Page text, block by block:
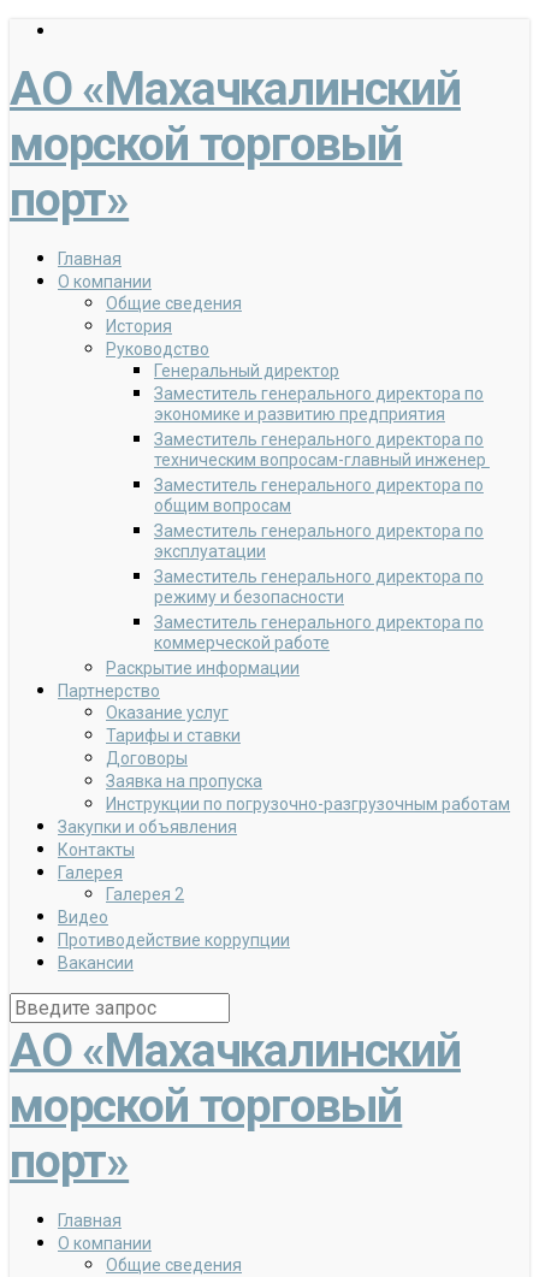
АО «Махачкалинский
морской торговый
порт»
Главная
О компании
Общие сведения
История
Руководство
Генеральный директор
Заместитель генерального директора по
экономике и развитию предприятия
Заместитель генерального директора по
техническим вопросам-главный инженер
Заместитель генерального директора по
общим вопросам
Заместитель генерального директора по
эксплуатации
Заместитель генерального директора по
режиму и безопасности
Заместитель генерального директора по
коммерческой работе
Раскрытие информации
Партнерство
Оказание услуг
Тарифы и ставки
Договоры
Заявка на пропуска
Инструкции по погрузочно-разгрузочным работам
Закупки и объявления
Контакты
Галерея
Галерея 2
Видео
Противодействие коррупции
Вакансии
АО «Махачкалинский
морской торговый
порт»
Главная
О компании
Общие сведения